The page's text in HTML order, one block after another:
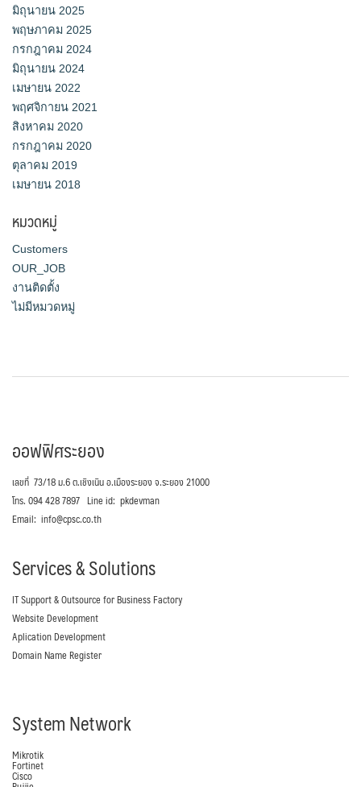
มิถุนายน 2025
พฤษภาคม 2025
กรกฎาคม 2024
มิถุนายน 2024
เมษายน 2022
พฤศจิกายน 2021
สิงหาคม 2020
กรกฎาคม 2020
ตุลาคม 2019
เมษายน 2018
หมวดหมู่
Customers
OUR_JOB
งานติดตั้ง
ไม่มีหมวดหมู่
ออฟฟิศระยอง
เลขที่ 73/18 ม.6 ต.เชิงเนิน อ.เมืองระยอง จ.ระยอง 21000
โทร. 094 428 7897 Line id: pkdevman
Email: info@cpsc.co.th
Services & Solutions
IT Support & Outsource for Business Factory
Website Development
Aplication Development
Domain Name Register
System Network
Mikrotik
Fortinet
Cisco